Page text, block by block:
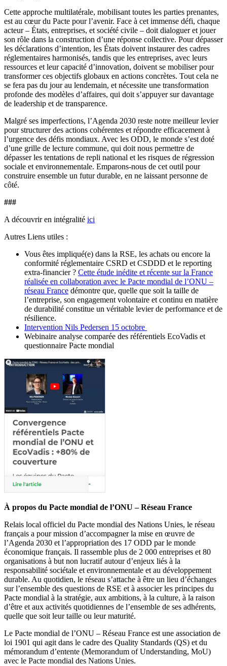
Cette approche multilatérale, mobilisant toutes les parties prenantes,
est au cœur du Pacte pour l’avenir. Face à cet immense défi, chaque
acteur – États, entreprises, et société civile – doit dialoguer et jouer
son rôle dans la construction d’une réponse collective. Pour dépasser
les déclarations d’intention, les États doivent instaurer des cadres
réglementaires harmonisés, tandis que les entreprises, avec leurs
ressources et leur capacité d’innovation, doivent se mobiliser pour
transformer ces objectifs globaux en actions concrètes. Tout cela ne
se fera pas du jour au lendemain, et nécessite une transformation
profonde des modèles d’affaires, qui doit s’appuyer sur davantage
de leadership et de transparence.
Malgré ses imperfections, l’Agenda 2030 reste notre meilleur levier
pour structurer des actions cohérentes et répondre efficacement à
l’urgence des défis mondiaux. Avec les ODD, le monde s’est doté
d’une grille de lecture commune, qui doit nous permettre de
dépasser les tentations de repli national et les risques de régression
sociale et environnementale. Emparons-nous de cet outil pour
construire ensemble un futur durable, en ne laissant personne de
côté.
###
A découvrir en intégralité ici
Autres Liens utiles :
Vous êtes impliqué(e) dans la RSE, les achats ou encore la
conformité réglementaire CSRD et CSDDD et le reporting
extra-financier ? Cette étude inédite et récente sur la France
réalisée en collaboration avec le Pacte mondial de l’ONU –
réseau France démontre que, quelle que soit la taille de
l’entreprise, son engagement volontaire et continu en matière
de durabilité constitue un véritable levier de performance et de
résilience.
Intervention Nils Pedersen 15 octobre
Webinaire analyse comparée des référentiels EcoVadis et
questionnaire Pacte mondial
À propos du Pacte mondial de l’ONU – Réseau France
Relais local officiel du Pacte mondial des Nations Unies, le réseau
français a pour mission d’accompagner la mise en œuvre de
l’Agenda 2030 et l’appropriation des 17 ODD par le monde
économique français. Il rassemble plus de 2 000 entreprises et 80
organisations à but non lucratif autour d’enjeux liés à la
responsabilité sociétale et environnementale et au développement
durable. Au quotidien, le réseau s’attache à être un lieu d’échanges
sur l’ensemble des questions de RSE et à associer les principes du
Pacte mondial à la stratégie, aux ambitions, à la culture, à la raison
d’être et aux activités quotidiennes de l’ensemble de ses adhérents,
quelle que soit leur taille ou leur maturité.
Le Pacte mondial de l’ONU – Réseau France est une association de
loi 1901 qui agit dans le cadre des Quality Standards (QS) et du
mémorandum d’entente (Memorandum of Understanding, MoU)
avec le Pacte mondial des Nations Unies.